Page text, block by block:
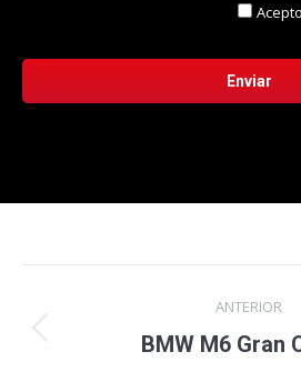
entre
ANTERIOR
BMW M6 Gran